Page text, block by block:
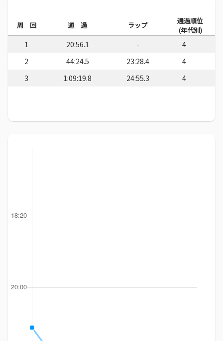
周 回 通 過 ラップ
通過順位
(年代別)
1 20:56.1 -
4
2
44:24.5 23:28.4
4
3
1:09:19.8 24:55.3 4